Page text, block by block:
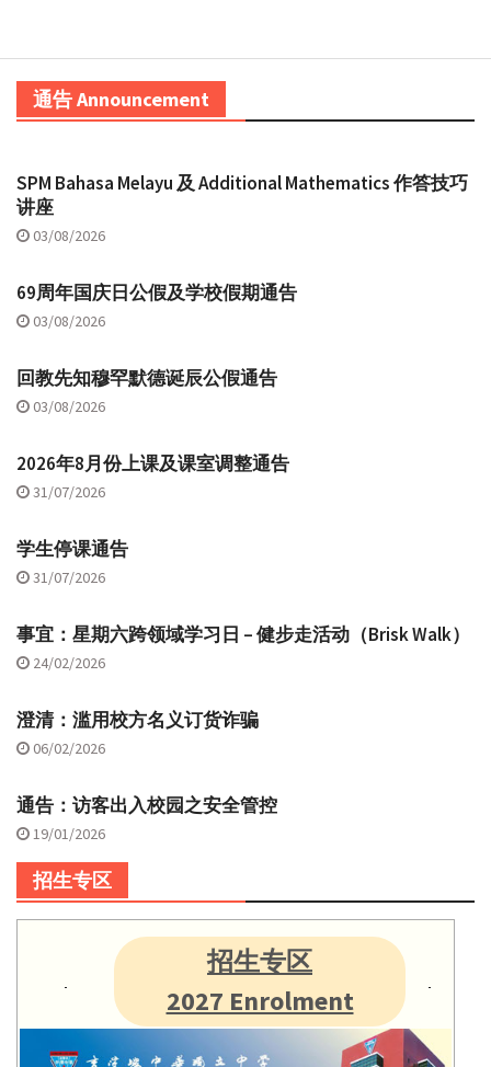
通告 Announcement
SPM Bahasa Melayu 及 Additional Mathematics 作答技巧
讲座
03/08/2026
69周年国庆日公假及学校假期通告
03/08/2026
回教先知穆罕默德诞辰公假通告
03/08/2026
2026年8月份上课及课室调整通告
31/07/2026
学生停课通告
31/07/2026
事宜：星期六跨领域学习日 – 健步走活动（Brisk Walk）
24/02/2026
澄清：滥用校方名义订货诈骗
06/02/2026
通告：访客出入校园之安全管控
19/01/2026
招生专区
招生专区
2027 Enrolment